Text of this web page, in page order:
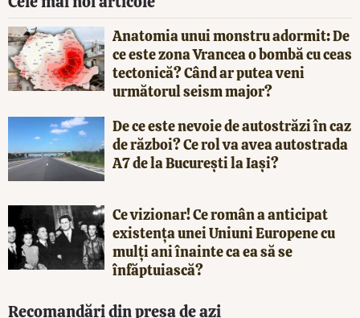
Anatomia unui monstru adormit: De
ce este zona Vrancea o bombă cu ceas
tectonică? Când ar putea veni
următorul seism major?
De ce este nevoie de autostrăzi în caz
de război? Ce rol va avea autostrada
A7 de la București la Iași?
Ce vizionar! Ce român a anticipat
existența unei Uniuni Europene cu
mulți ani înainte ca ea să se
înfăptuiască?
Recomandări din presa de azi